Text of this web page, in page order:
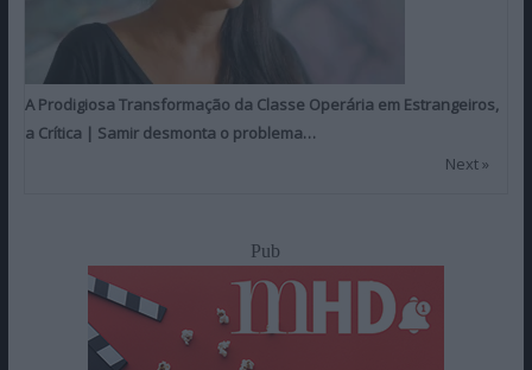
A Prodigiosa Transformação da Classe Operária em Estrangeiros,
a Crítica | Samir desmonta o problema…
Next »
Pub